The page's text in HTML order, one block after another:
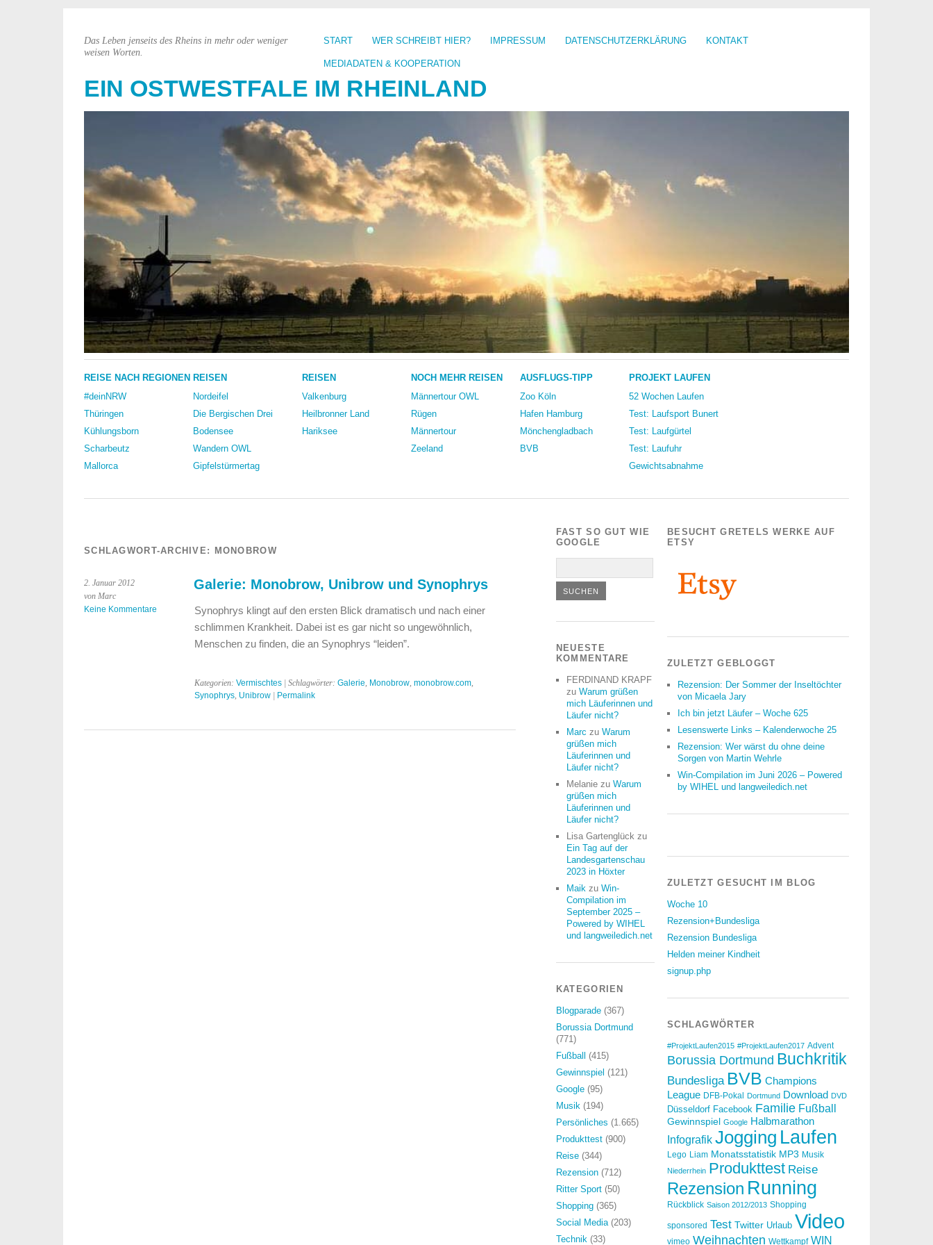
START WER SCHREIBT HIER? IMPRESSUM DATENSCHUTZERKLÄRUNG KONTAKT
MEDIADATEN & KOOPERATION
EIN OSTWESTFALE IM RHEINLAND
Das Leben jenseits des Rheins in mehr oder weniger
weisen Worten.
REISE NACH REGIONEN
#deinNRW
Thüringen
Kühlungsborn
Scharbeutz
Mallorca
REISEN
Nordeifel
Die Bergischen Drei
Bodensee
Wandern OWL
Gipfelstürmertag
REISEN
Valkenburg
Heilbronner Land
Hariksee
NOCH MEHR REISEN
Männertour OWL
Rügen
Männertour
Zeeland
AUSFLUGS-TIPP
Zoo Köln
Hafen Hamburg
Mönchengladbach
BVB
PROJEKT LAUFEN
52 Wochen Laufen
Test: Laufsport Bunert
Test: Laufgürtel
Test: Laufuhr
Gewichtsabnahme
SCHLAGWORT-ARCHIVE: MONOBROW
2. Januar 2012
von Marc
Keine Kommentare
Galerie: Monobrow, Unibrow und Synophrys
Synophrys klingt auf den ersten Blick dramatisch und nach einer
schlimmen Krankheit. Dabei ist es gar nicht so ungewöhnlich,
Menschen zu finden, die an Synophrys “leiden”.
Kategorien: Vermischtes| Schlagwörter: Galerie, Monobrow, monobrow.com,
Synophrys, Unibrow| Permalink
FAST SO GUT WIE
GOOGLE
NEUESTE
KOMMENTARE
FERDINAND KRAPF
zu Warum grüßen
mich Läuferinnen und
Läufer nicht?
Marc zu Warum
grüßen mich
Läuferinnen und
Läufer nicht?
Melaniezu Warum
grüßen mich
Läuferinnen und
Läufer nicht?
Lisa Gartenglück zu
Ein Tag auf der
Landesgartenschau
2023 in Höxter
Maik zu Win-
Compilation im
September 2025 –
Powered by WIHEL
und langweiledich.net
KATEGORIEN
Blogparade(367)
Borussia Dortmund
(771)
Fußball
(415)
Gewinnspiel (121)
Google(95)
Musik (194)
Persönliches (1.665)
Produkttest(900)
Reise(344)
Rezension(712)
Ritter Sport(50)
Shopping(365)
Social Media(203)
Technik (33)
BESUCHT GRETELS WERKE AUF
ETSY
ZULETZT GEBLOGGT
Rezension: Der Sommer der Inseltöchter
von Micaela Jary
Ich bin jetzt Läufer – Woche 625
Lesenswerte Links – Kalenderwoche 25
Rezension: Wer wärst du ohne deine
Sorgen von Martin Wehrle
Win-Compilation im Juni 2026 – Powered
by WIHEL und langweiledich.net
ZULETZT GESUCHT IM BLOG
Woche 10
Rezension+Bundesliga
Rezension Bundesliga
Helden meiner Kindheit
signup.php
SCHLAGWÖRTER
#ProjektLaufen2015 #ProjektLaufen2017 Advent
Borussia Dortmund Buchkritik
Bundesliga BVB Champions
League DFB-Pokal Dortmund Download DVD
Düsseldorf Facebook Familie Fußball
Gewinnspiel Google Halbmarathon
Infografik Jogging Laufen
Lego Liam Monatsstatistik MP3 Musik
Niederrhein Produkttest Reise
Rezension Running
Rückblick Saison 2012/2013 Shopping
sponsored Test Twitter Urlaub Video
vimeo Weihnachten Wettkampf WIN